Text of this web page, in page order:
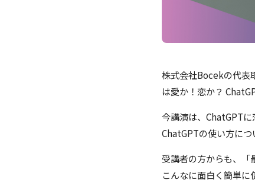
株式会社Bocekの代表
は愛か！恋か？
今講演は、ChatGPT
ChatGPTの使い方につ
受講者の方からも、「
こんなに面白く簡単に